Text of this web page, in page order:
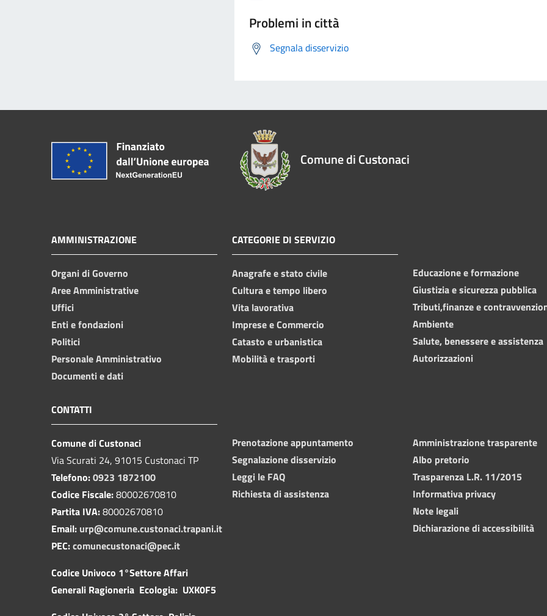
Problemi in città
Segnala disservizio
Comune di Custonaci
AMMINISTRAZIONE
Organi di Governo
Aree Amministrative
Uffici
Enti e fondazioni
Politici
Personale Amministrativo
Documenti e dati
CATEGORIE DI SERVIZIO
Anagrafe e stato civile
Cultura e tempo libero
Vita lavorativa
Imprese e Commercio
Catasto e urbanistica
Mobilità e trasporti
Educazione e formazione
Giustizia e sicurezza pubblica
Tributi,finanze e
Ambiente
Salute, benessere e assistenza
Autorizzazioni
CONTATTI
Comune di Custonaci
Via Scurati 24, 91015 Custonaci TP
Telefono:0923 1872100
Codice Fiscale:80002670810
Partita IVA:80002670810
Email: urp@comune.custonaci.trapani.it
PEC:comunecustonaci@pec.it
Codice Univoco 1°Settore Affari
Generali Ragioneria Ecologia: UXK0F5
Prenotazione appuntamento
Segnalazione disservizio
Leggi le FAQ
Richiesta di assistenza
Amministrazione trasparente
Albo pretorio
Trasparenza L.R. 11/2015
Informativa privacy
Note legali
Dichiarazione di accessibilità